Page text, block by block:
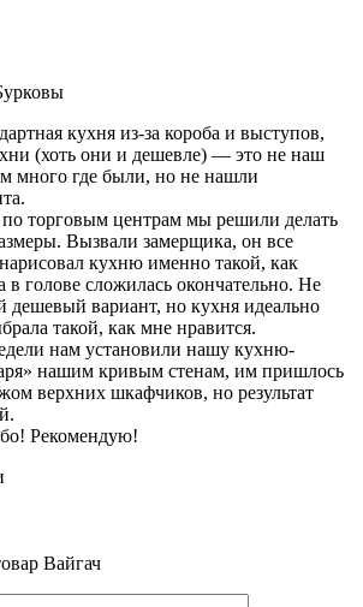
кухня из-за короба и выступов,
(хоть они и дешевле) — это не наш
много где были, но не нашли
торговым центрам мы решили делать
Вызвали замерщика, он все
кухню именно такой, как
в голове сложилась окончательно. Не
дешевый вариант, но кухня идеально
такой, как мне нравится.
нам установили нашу кухню-
нашим кривым стенам, им пришлось
верхних шкафчиков, но результат
Рекомендую!
Вайгач